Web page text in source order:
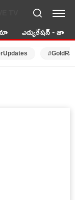
ఎడ్యుకేషన్ - జాబ్స్